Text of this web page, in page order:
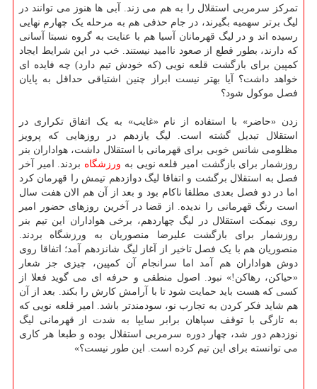
تمرکز سرمربی استقلال را به هم می زند. آبی ها هنوز می توانند در
لیگ برتر سهمیه بگیرند، در جام حذفی هم به مرحله یک چهارم نهایی
رسیده اند و در لیگ قهرمانان آسیا هم با عنایت به گروه نسبتا آسانی
که دارند، بطور قطع از صعود ناامید نیستند. خب در این شرایط ایجاد
کمپین برای بازگشت قلعه نویی (که خودش تیم دارد) چه فایده ای
خواهد داشت؟ آیا بهتر نیست ابراز چنین اشتیاقی حداقل به پایان
فصل موکول شود؟
زدن «حاضر» با استفاده از نام «غایب» به یک اتفاق تکراری در
استقلال تبدیل گشته است. لیگ یازدهم در روزهایی که پرویز
مظلومی شانس خوبی برای قهرمانی با استقلال داشت، هواداران بنر
روزشمار برای بازگشت امیر قلعه نویی به ورزشگاه بردند. امیر آخر
فصل به استقلال برگشت و اتفاقا لیگ دوازدهم تیمش را قهرمان کرد
اما در دو فصل بعدی مطلقا ناکام بود و بعد از آن هم الان هفت سال
است رنگ قهرمانی را ندیده. از قضا در آخرین روزهای حضور امیر
روی نیمکت استقلال در لیگ چهاردهم، برخی هواداران این تیم بنر
روزشمار برای بازگشت علیرضا منصوریان به ورزشگاه بردند.
منصوریان هم با یک فصل تاخیر از آغاز لیگ شانزدهم آمد؛ اتفاقا روی
دوش هواداران هم آمد اما سرانجام آن کمپین، چیزی جز شعار
«حیاکن، رهاکن!» نبود. اصول منطقی و حرفه ای می گوید فعلا از
کسی که هست باید حمایت شود تا با آرامش کارش را بکند. بعد از آن
هم شاید فکر کردن به تجارب نو، سودمندتر باشد. امیر قلعه نویی که
به تازگی با توقف سپاهان برابر سایپا به شدت از قهرمانی لیگ
نوزدهم دور شد، چهار دوره سرمربی استقلال بوده و طبعا هر کاری
می توانسته برای این تیم کرده است. این طور نیست؟»